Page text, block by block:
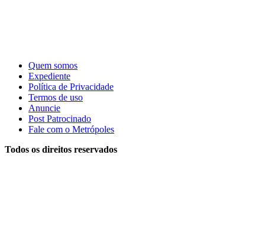
Quem somos
Expediente
Política de Privacidade
Termos de uso
Anuncie
Post Patrocinado
Fale com o Metrópoles
Todos os direitos reservados